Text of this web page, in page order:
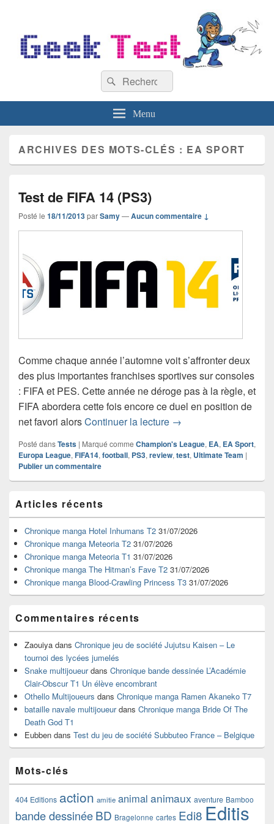
Recherche :
Rechercher
Menu
ARCHIVES DES MOTS-CLÉS : EA SPORT
Test de FIFA 14 (PS3)
Posté le 18/11/2013parSamy—Aucun commentaire ↓
Comme chaque année l’automne voit s’affronter deux
des plus importantes franchises sportives sur consoles
: FIFA et PES. Cette année ne déroge pas à la règle, et
FIFA abordera cette fois encore ce duel en position de
net favori alorsContinuer la lecture Test de FIFA 14 (PS3)
→
Posté dansTests | Marqué comme Champion's League, EA, EA Sport,
Europa League, FIFA14, football, PS3, review, test, Ultimate Team |
Publier un commentaire
principale
de
widget
pour
barre
latérale
Articles récents
Chronique manga Hotel Inhumans T2 31/07/2026
Chronique manga Meteoria T2 31/07/2026
Chronique manga Meteoria T1 31/07/2026
Chronique manga The Hitman’s Fave T2 31/07/2026
Chronique manga Blood-Crawling Princess T3 31/07/2026
Commentaires récents
Zaouiya dans Chronique jeu de société Jujutsu Kaisen – Le
tournoi des lycées jumelés
Snake multijoueurdans Chronique bande dessinée L’Académie
Clair-Obscur T1 Un élève encombrant
Othello Multijoueurs dans Chronique manga Ramen Akaneko T7
bataille navale multijoueurdans Chronique manga Bride Of The
Death God T1
Eubben dans Test du jeu de société Subbuteo France – Belgique
Mots-clés
404 Editions action amitie animal animaux aventure Bamboo
bande dessinéeBD Bragelonne cartes Edi8 Editis